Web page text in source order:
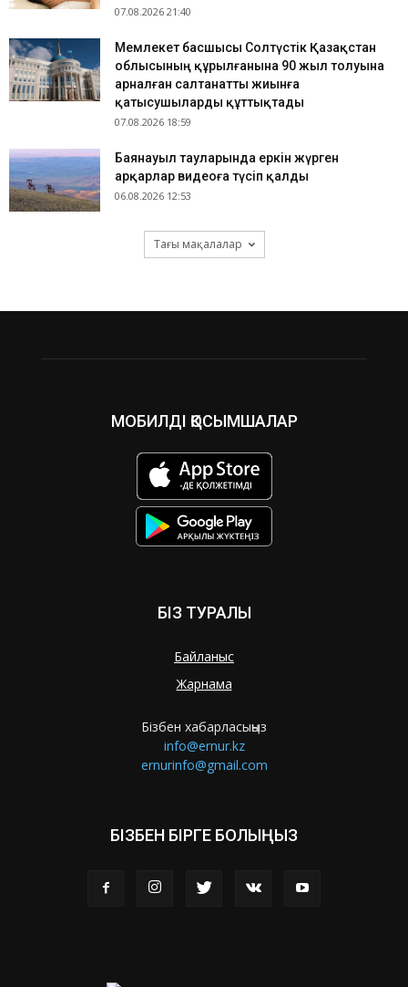
07.08.2026 21:40
Мемлекет басшысы Солтүстік Қазақстан
облысының құрылғанына 90 жыл толуына
арналған салтанатты жиынға
қатысушыларды құттықтады
07.08.2026 18:59
Баянауыл тауларында еркін жүрген
арқарлар видеоға түсіп қалды
06.08.2026 12:53
Тағы мақалалар
МОБИЛДІ ҚОСЫМШАЛАР
БІЗ ТУРАЛЫ
Байланыс
Жарнама
Бізбен хабарласыңыз
info@ernur.kz
ernurinfo@gmail.com
БІЗБЕН БІРГЕ БОЛЫҢЫЗ